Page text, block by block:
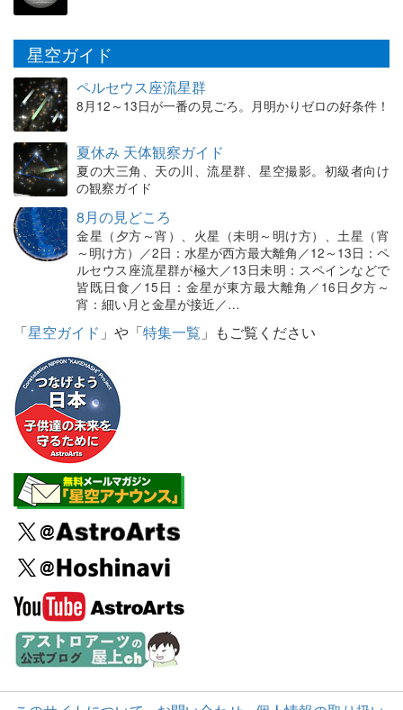
星空ガイド
ペルセウス座流星群
8月12～13日が一番の見ごろ。月明かりゼロの好条件！
夏休み 天体観察ガイド
夏の大三角、天の川、流星群、星空撮影。初級者向け
の観察ガイド
8月の見どころ
金星（夕方～宵）、火星（未明～明け方）、土星（宵
～明け方）／2日：水星が西方最大離角／12～13日：ペ
ルセウス座流星群が極大／13日未明：スペインなどで
皆既日食／15日：金星が東方最大離角／16日夕方～
宵：細い月と金星が接近／…
「星空ガイド 」や「特集一覧 」もご覧ください